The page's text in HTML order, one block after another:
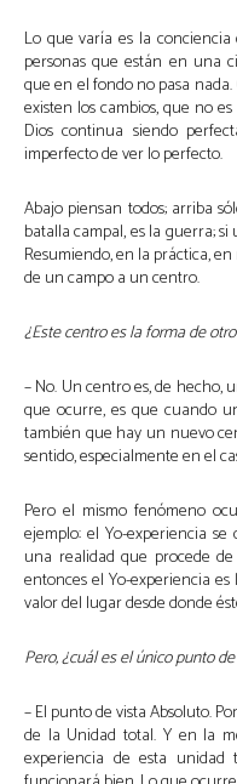
Lo que varía es la
personas que están en una
que en el fondo no pasa
existen los cambios, que no
Dios continua siendo
imperfecto de ver lo perfecto.
Abajo piensan todos; arriba
batalla campal, es la guerra;
Resumiendo, en la práctica,
de un campo a un centro.
¿Este centro es la forma de
– No. Un centro es, de
que ocurre, es que cuando
también que hay un nuevo
sentido, especialmente en el
Pero el mismo fenómeno
ejemplo: el Yo-experiencia
una realidad que procede
entonces el Yo-experiencia
valor del lugar desde donde
Pero, ¿cuál es el único punto
– El punto de vista Absoluto.
de la Unidad total. Y en la
experiencia de esta